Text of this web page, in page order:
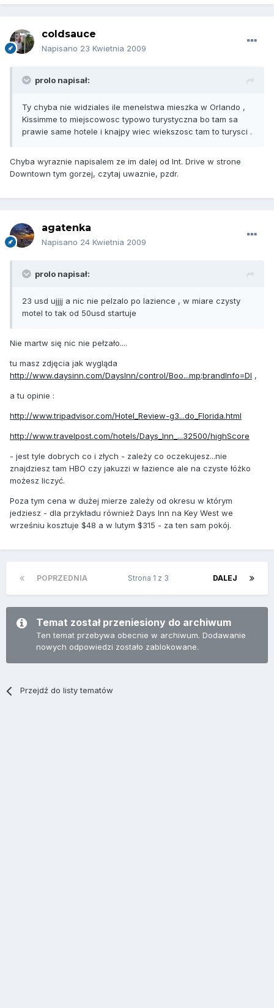
coldsauce
Napisano 23 Kwietnia 2009
prolo napisał:
Ty chyba nie widziales ile menelstwa mieszka w Orlando ,
Kissimme to miejscowosc typowo turystyczna bo tam sa
prawie same hotele i knajpy wiec wiekszosc tam to turysci .
Chyba wyraznie napisalem ze im dalej od Int. Drive w strone
Downtown tym gorzej, czytaj uwaznie, pzdr.
agatenka
Napisano 24 Kwietnia 2009
prolo napisał:
23 usd ujjjj a nic nie pelzalo po lazience , w miare czysty
motel to tak od 50usd startuje
Nie martw się nic nie pełzało....
tu masz zdjęcia jak wygląda
http://www.daysinn.com/DaysInn/control/Boo...mp;brandInfo=DI ,
a tu opinie :
http://www.tripadvisor.com/Hotel_Review-g3...do_Florida.html
http://www.travelpost.com/hotels/Days_Inn_...32500/highScore
- jest tyle dobrych co i złych - zależy co oczekujesz...nie
znajdziesz tam HBO czy jakuzzi w łazience ale na czyste łóżko
możesz liczyć.
Poza tym cena w dużej mierze zależy od okresu w którym
jedziesz - dla przykładu również Days Inn na Key West we
wrześniu kosztuje $48 a w lutym $315 - za ten sam pokój.
POPRZEDNIA DALEJ
Strona 1 z 3
Temat został przeniesiony do archiwum
Ten temat przebywa obecnie w archiwum. Dodawanie
nowych odpowiedzi zostało zablokowane.
Przejdź do listy tematów